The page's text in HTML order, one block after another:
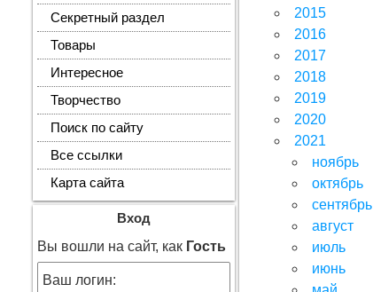
2015
2016
2017
2018
2019
2020
2021
ноябрь
октябрь
сентябрь
август
июль
июнь
Секретный раздел
Товары
Интересное
Творчество
Поиск по сайту
Все ссылки
Карта сайта
Вход
Вы вошли на сайт, как Гость
Ваш логин: